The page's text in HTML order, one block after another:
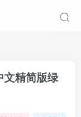
文精简版绿